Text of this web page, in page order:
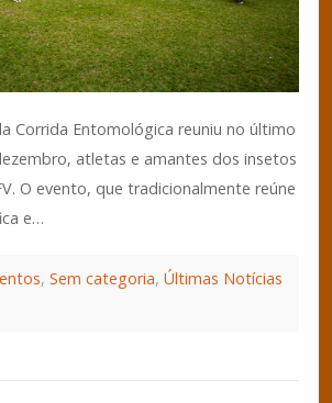
Corrida Entomológica reuniu no último
atletas e amantes dos insetos
O evento, que tradicionalmente reúne
e…
, Sem categoria, Últimas Notícias